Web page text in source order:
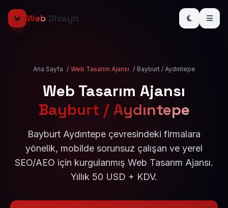
Web Dizayn
Ana Sayfa / Web Tasarım Ajansı / Bayburt / Aydıntepe
Web Tasarım Ajansı
Bayburt / Aydıntepe
Bayburt Aydıntepe çevresindeki firmalara
yönelik, mobilde sorunsuz çalışan ve yerel
SEO/AEO için kurgulanmış Web Tasarım Ajansı.
Yıllık 50 USD + KDV.